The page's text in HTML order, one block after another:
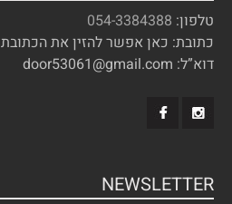
טלפון: 054-3384388
כתובת: כאן אפשר להזין את הכתובת
דוא”ל: door53061@gmail.com
NEWSLETTER